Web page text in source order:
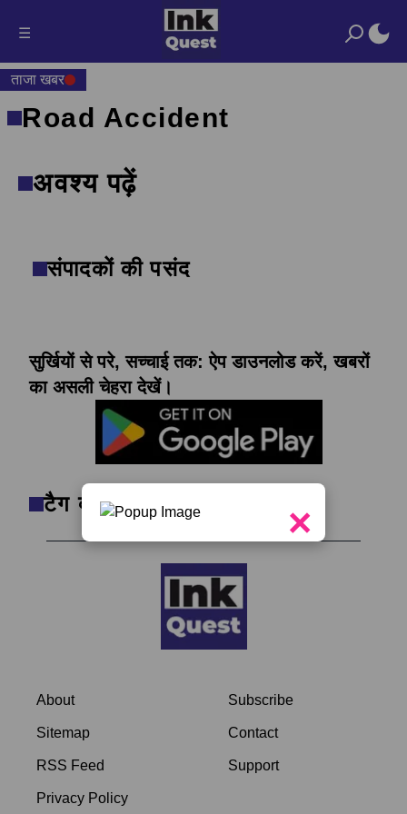
☰
ताजा खबर
×
Road Accident
अवश्य पढ़ें
संपादकों की पसंद
सुर्खियों से परे, सच्चाई तक: ऐप डाउनलोड करें, खबरों
का असली चेहरा देखें।
टैग क्लाउड
About
Sitemap
RSS Feed
Privacy Policy
Subscribe
Contact
Support